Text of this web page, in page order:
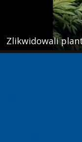
Zlikwidowali